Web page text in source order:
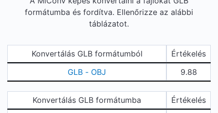
formátumba és fordítva. Ellenőrizze az alábbi
táblázatot.
Konvertálás GLB formátumból
Értékelés
GLB - OBJ
9.88
Konvertálás GLB formátumba
Értékelés